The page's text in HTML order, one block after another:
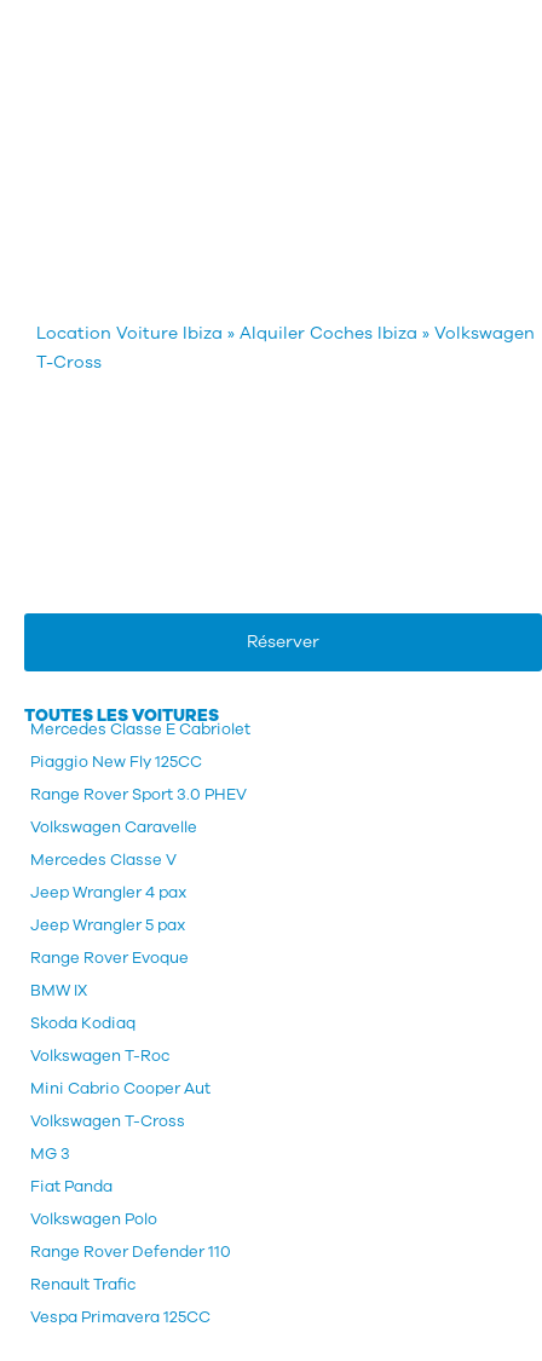
Location Voiture Ibiza » Alquiler Coches Ibiza » Volkswagen
T-Cross
Réserver
TOUTES LES VOITURES
Mercedes Classe E Cabriolet
Piaggio New Fly 125CC
Range Rover Sport 3.0 PHEV
Volkswagen Caravelle
Mercedes Classe V
Jeep Wrangler 4 pax
Jeep Wrangler 5 pax
Range Rover Evoque
BMW IX
Skoda Kodiaq
Volkswagen T-Roc
Mini Cabrio Cooper Aut
Volkswagen T-Cross
MG 3
Fiat Panda
Volkswagen Polo
Range Rover Defender 110
Renault Trafic
Vespa Primavera 125CC